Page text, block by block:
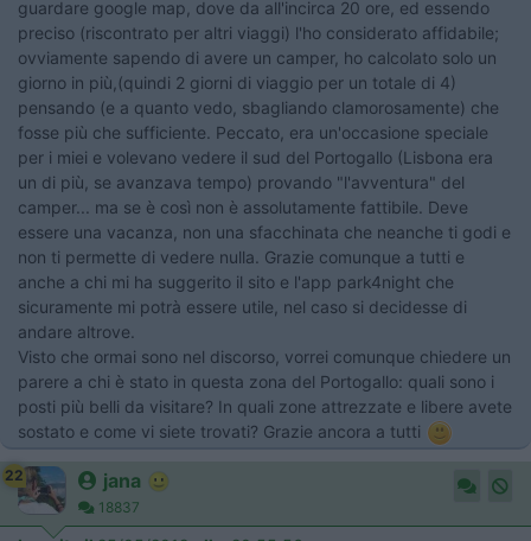
guardare google map, dove da all'incirca 20 ore, ed essendo
preciso (riscontrato per altri viaggi) l'ho considerato affidabile;
ovviamente sapendo di avere un camper, ho calcolato solo un
giorno in più,(quindi 2 giorni di viaggio per un totale di 4)
pensando (e a quanto vedo, sbagliando clamorosamente) che
fosse più che sufficiente. Peccato, era un'occasione speciale
per i miei e volevano vedere il sud del Portogallo (Lisbona era
un di più, se avanzava tempo) provando "l'avventura" del
camper... ma se è così non è assolutamente fattibile. Deve
essere una vacanza, non una sfacchinata che neanche ti godi e
non ti permette di vedere nulla. Grazie comunque a tutti e
anche a chi mi ha suggerito il sito e l'app park4night che
sicuramente mi potrà essere utile, nel caso si decidesse di
andare altrove.
Visto che ormai sono nel discorso, vorrei comunque chiedere un
parere a chi è stato in questa zona del Portogallo: quali sono i
posti più belli da visitare? In quali zone attrezzate e libere avete
sostato e come vi siete trovati? Grazie ancora a tutti
22 jana
18837